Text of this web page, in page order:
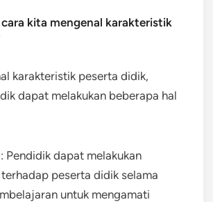
cara kita mengenal karakteristik
karakteristik peserta didik,
dapat melakukan beberapa hal
Pendidik dapat melakukan
peserta didik selama
untuk mengamati